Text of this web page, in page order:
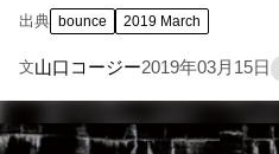
出典 bounce 2019 March
文山口コージー2019年03月15日